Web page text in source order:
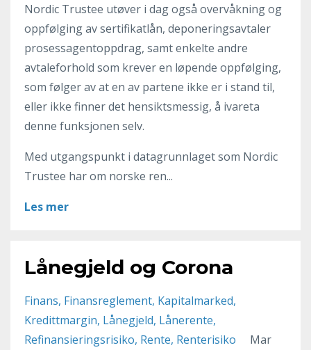
Nordic Trustee utøver i dag også overvåkning og
oppfølging av sertifikatlån, deponeringsavtaler
prosessagentoppdrag, samt enkelte andre
avtaleforhold som krever en løpende oppfølging,
som følger av at en av partene ikke er i stand til,
eller ikke finner det hensiktsmessig, å ivareta
denne funksjonen selv.
Med utgangspunkt i datagrunnlaget som Nordic
Trustee har om norske ren...
Les mer
Lånegjeld og Corona
Finans Finansreglement Kapitalmarked
Kredittmargin Lånegjeld Lånerente
Refinansieringsrisiko Rente Renterisiko
Mar